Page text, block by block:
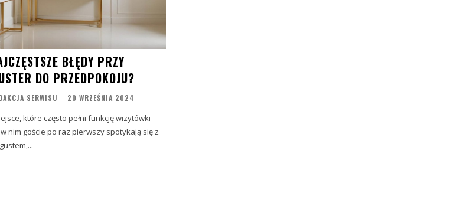
BŁĘDY PRZY
DO PRZEDPOKOJU?
SERWISU - 20 WRZEŚNIA 2024
które często pełni funkcję wizytówki
w nim goście po raz pierwszy spotykają się z